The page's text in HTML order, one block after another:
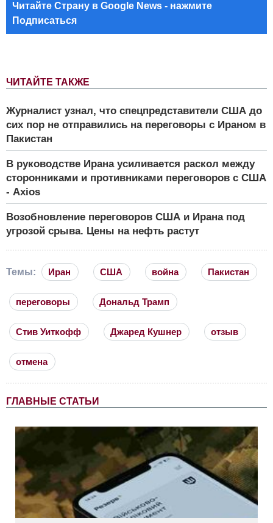
ЧИТАЙТЕ ТАКЖЕ
Журналист узнал, что спецпредставители США до
сих пор не отправились на переговоры с Ираном в
Пакистан
В руководстве Ирана усиливается раскол между
сторонниками и противниками переговоров с США
- Axios
Возобновление переговоров США и Ирана под
угрозой срыва. Цены на нефть растут
Читайте Страну в Google News - нажмите
Подписаться
Темы: Иран США война Пакистан
переговоры Дональд Трамп
Стив Уиткофф Джаред Кушнер отзыв
отмена
ГЛАВНЫЕ СТАТЬИ